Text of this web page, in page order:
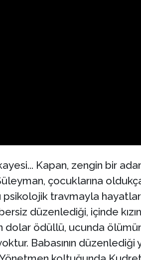
Kapan, zengin bir
çocuklarına
psikolojik travmayla
düzenlediği, içinde
ödüllü, ucunda
Babasının düzenlediği